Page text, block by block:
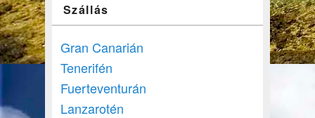
Szállás
Gran Canarián
Tenerifén
Fuerteventurán
Lanzarotén